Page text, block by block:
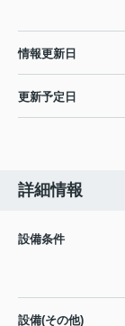
情報更新日
更新予定日
詳細情報
設備条件
設備(その他)